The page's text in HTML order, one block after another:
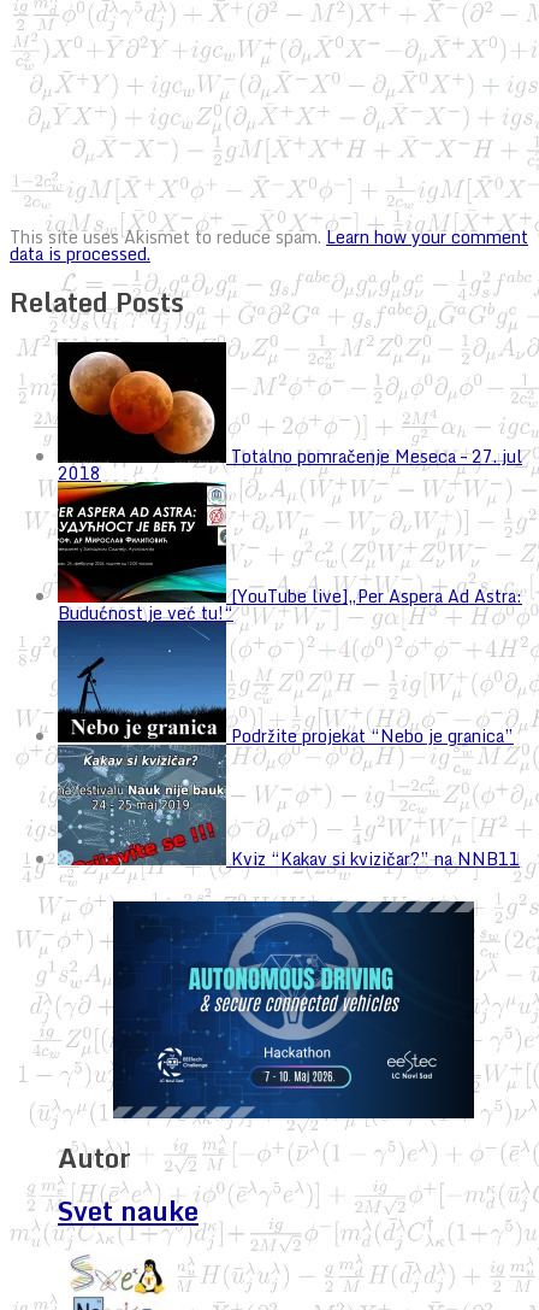
This site uses Akismet to reduce spam. Learn how your comment
data is processed.
Related Posts
Totalno pomračenje Meseca – 27. jul
2018
[YouTube live]„Per Aspera Ad Astra:
Budućnost je već tu!“
Podržite projekat “Nebo je granica”
Kviz “Kakav si kvizičar?” na NNB11
Autor
Svet nauke